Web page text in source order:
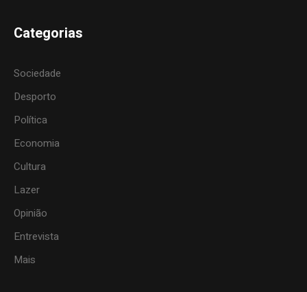
Categorias
Sociedade
Desporto
Política
Economia
Cultura
Lazer
Opinião
Entrevista
Mais